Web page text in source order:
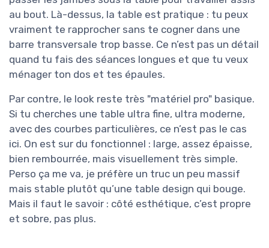
au bout. Là-dessus, la table est pratique : tu peux
vraiment te rapprocher sans te cogner dans une
barre transversale trop basse. Ce n’est pas un détail
quand tu fais des séances longues et que tu veux
ménager ton dos et tes épaules.
Par contre, le look reste très "matériel pro" basique.
Si tu cherches une table ultra fine, ultra moderne,
avec des courbes particulières, ce n’est pas le cas
ici. On est sur du fonctionnel : large, assez épaisse,
bien rembourrée, mais visuellement très simple.
Perso ça me va, je préfère un truc un peu massif
mais stable plutôt qu’une table design qui bouge.
Mais il faut le savoir : côté esthétique, c’est propre
et sobre, pas plus.